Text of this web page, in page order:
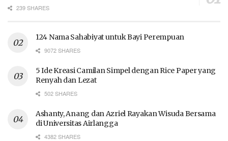
239 SHARES
124 Nama Sahabiyat untuk Bayi Perempuan
9072 SHARES
5 Ide Kreasi Camilan Simpel dengan Rice Paper yang
Renyah dan Lezat
502 SHARES
Ashanty, Anang dan Azriel Rayakan Wisuda Bersama
di Universitas Airlangga
4382 SHARES